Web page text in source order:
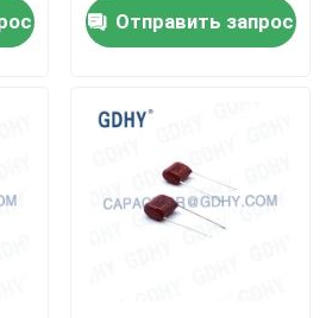
конденсатор
Отправить запрос